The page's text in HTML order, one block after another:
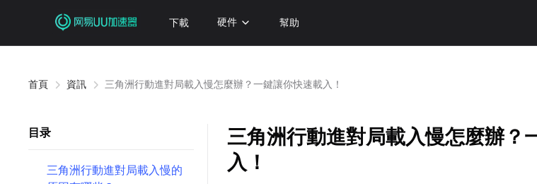
下載 硬件 幫助
首頁 資訊 三角洲行動進對局載入慢怎麼辦？一鍵讓你快速載入！
目录
三角洲行動進對局載入慢的
三角洲行動進對局載入慢怎麼辦？
入！